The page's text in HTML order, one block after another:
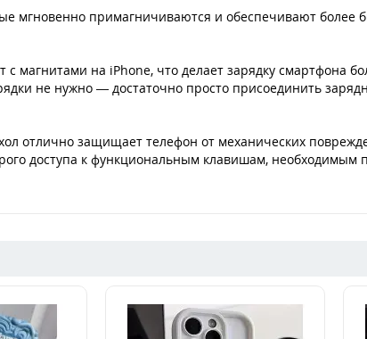
мгновенно примагничиваются и обеспечивают более
магнитами на iPhone, что делает зарядку смартфона
не нужно — достаточно просто присоединить
отлично защищает телефон от механических
доступа к функциональным клавишам,